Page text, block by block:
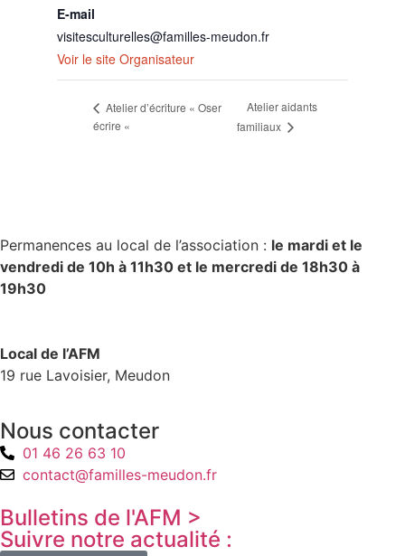
E-mail
visitesculturelles@familles-meudon.fr
Voir le site Organisateur
Atelier d’écriture « Oser
écrire «
Atelier aidants
familiaux
Permanences au local de l’association : le mardi et le
vendredi de 10h à 11h30 et le mercredi de 18h30 à
19h30
Local de l’AFM
19 rue Lavoisier, Meudon
Nous contacter
01 46 26 63 10
contact@familles-meudon.fr
Bulletins de l'AFM >
Suivre notre actualité :